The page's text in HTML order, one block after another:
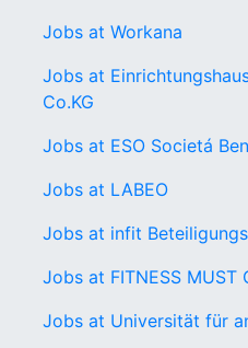
Jobs at Workana
Jobs at
Co.KG
Jobs at ESO Societá
Jobs at LABEO
Jobs at infit
Jobs at FITNESS MUST
Jobs at Universität für